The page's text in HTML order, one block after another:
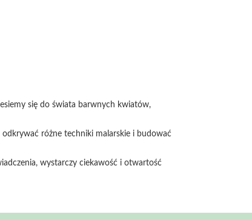
się do świata barwnych kwiatów,
odkrywać różne techniki malarskie i budować
wystarczy ciekawość i otwartość